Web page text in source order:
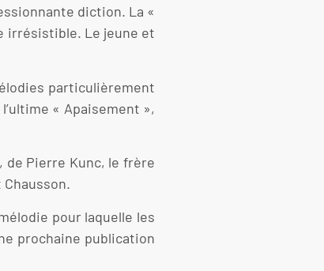
diction. La «
irrésistible. Le jeune et
particulièrement
« Apaisement »,
de Pierre Kunc, le frère
Chausson.
pour laquelle les
prochaine publication